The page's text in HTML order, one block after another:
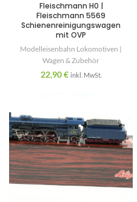
Fleischmann H0 |
Fleischmann 5569
Schienenreinigungswagen
mit OVP
Modelleisenbahn Lokomotiven |
Wagen & Zubehör
22,90€ inkl. MwSt.